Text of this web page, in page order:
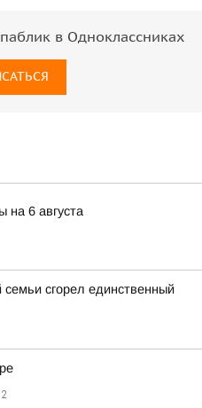
в Одноклассниках
на 6 августа
семьи сгорел единственный